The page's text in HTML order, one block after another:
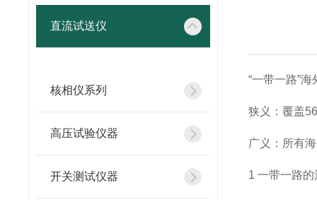
直流试送仪
核相仪系列
高压试验仪器
开关测试仪器
“一带一路”
狭义：覆盖
广义：所有
1 一带一路